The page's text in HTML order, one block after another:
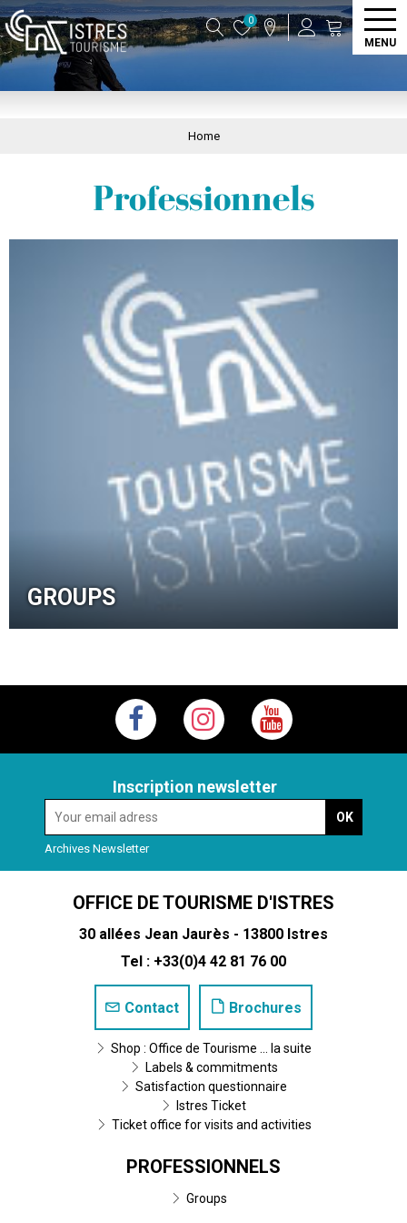
0
MENU
Home
Professionnels
GROUPS
Inscription newsletter
Archives Newsletter
OFFICE DE TOURISME D'ISTRES
30 allées Jean Jaurès - 13800 Istres
Tel : +33(0)4 42 81 76 00
Contact Brochures
Shop : Office de Tourisme ... la suite
Labels & commitments
Satisfaction questionnaire
Istres Ticket
Ticket office for visits and activities
PROFESSIONNELS
Groups